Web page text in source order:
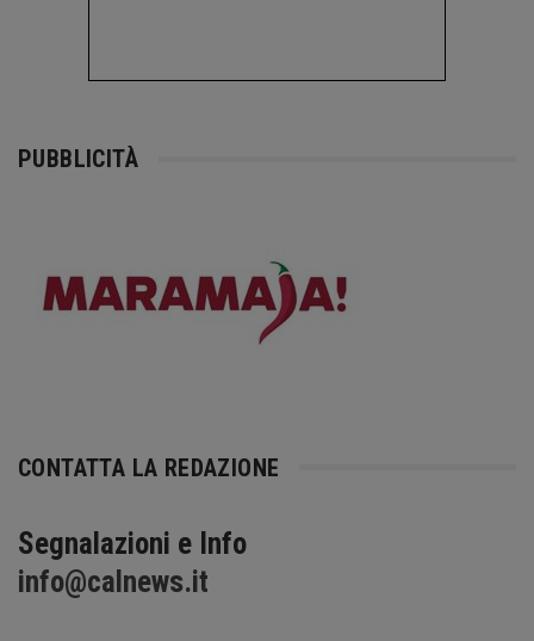
PUBBLICITÀ
CONTATTA LA REDAZIONE
Segnalazioni e Info
info@calnews.it